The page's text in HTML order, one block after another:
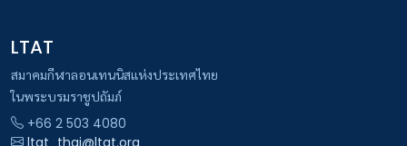
LTAT
สมาคมกีฬาลอนเทนนิสแห่งประเทศไทย
ในพระบรมราชูปถัมภ์
+66 2 503 4080
ltat_thai@ltat.org